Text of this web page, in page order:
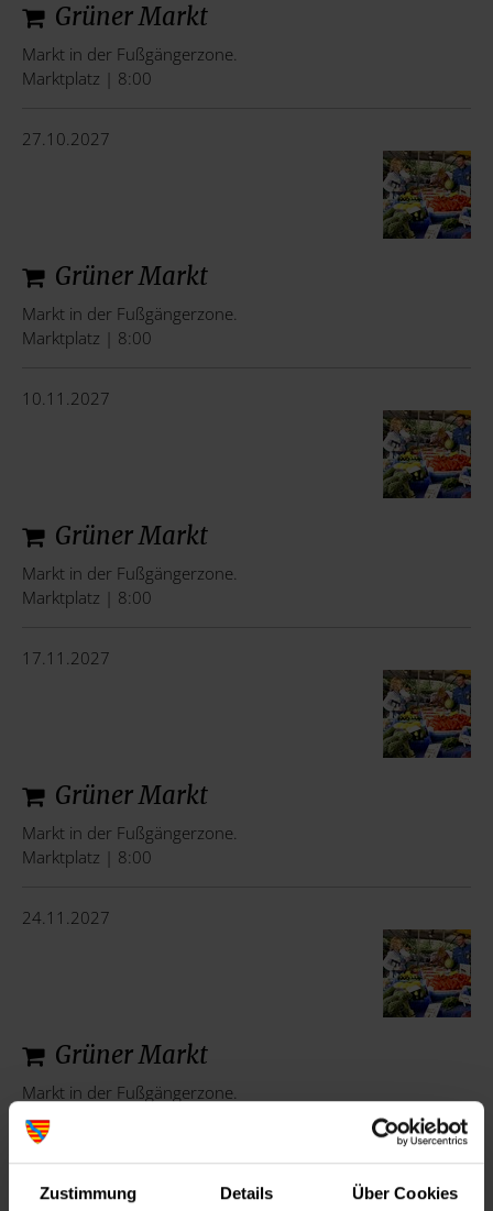
Zustimmung Details Über Cookies
Grüner Markt
Markt in der Fußgängerzone.
Marktplatz | 8:00
27.10.2027
Grüner Markt
Markt in der Fußgängerzone.
Marktplatz | 8:00
10.11.2027
Grüner Markt
Markt in der Fußgängerzone.
Marktplatz | 8:00
17.11.2027
Grüner Markt
Markt in der Fußgängerzone.
Marktplatz | 8:00
24.11.2027
Grüner Markt
Markt in der Fußgängerzone.
Marktplatz | 8:00